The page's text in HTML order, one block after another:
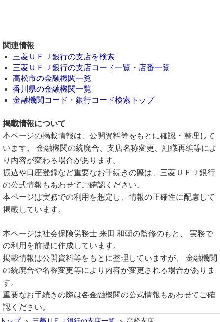
関連情報
三菱ＵＦＪ銀行の支店を検索
三菱ＵＦＪ銀行の支店コード一覧・店番一覧
高松市の金融機関一覧
香川県の金融機関一覧
金融機関コード・銀行コード検索トップ
掲載情報について
本ページの掲載情報は、公開資料等をもとに確認・整理して
います。 金融機関の統廃合、支店名称変更、組織再編等によ
り内容が変わる場合があります。
振込や口座登録など重要なお手続きの際は、三菱ＵＦＪ銀行
の公式情報もあわせてご確認ください。
本ページは実務での利用を想定し、情報の正確性に配慮して
掲載しています。
本ページは社会保険労務士 来田 和朝の監修のもと、 実務で
の利用を前提に作成しています。
掲載情報は公開資料等をもとに整理していますが、 金融機関
の統廃合や名称変更等により内容が変更される場合がありま
す。
重要なお手続きの際は各金融機関の公式情報もあわせてご確
認ください。